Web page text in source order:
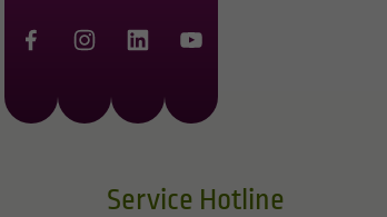
​​​​​​​Service Hotline